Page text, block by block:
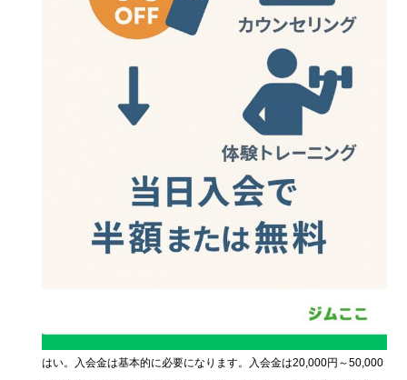
はい。入会金は基本的に必要になります。入会金は20,000円～50,000